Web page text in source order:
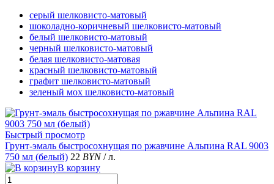
серый шелковисто-матовый
шоколадно-коричневый шелковисто-матовый
белый шелковисто-матовый
черный шелковисто-матовый
белая шелковисто-матовая
красный шелковисто-матовый
графит шелковисто-матовый
зеленый мох шелковисто-матовый
Быстрый просмотр
Грунт-эмаль быстросохнущая по ржавчине Альпина RAL 9003
750 мл (белый) 22 BYN / л.
В корзину